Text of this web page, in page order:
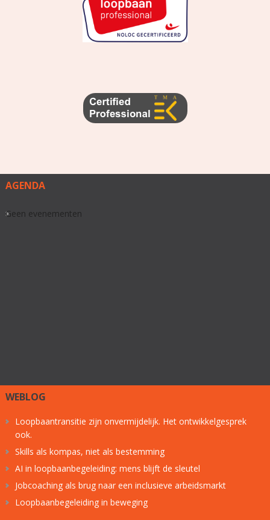
AGENDA
Geen evenementen
WEBLOG
Loopbaantransitie zijn onvermijdelijk. Het ontwikkelgesprek
ook.
Skills als kompas, niet als bestemming
AI in loopbaanbegeleiding: mens blijft de sleutel
Jobcoaching als brug naar een inclusieve arbeidsmarkt
Loopbaanbegeleiding in beweging